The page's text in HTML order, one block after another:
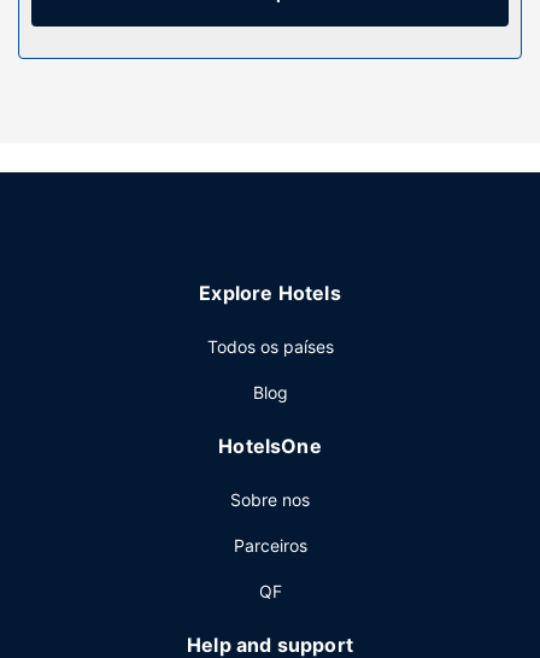
Serviço do hotel
Algumas das comodidades e serviços em destaque
As principais comodidades incluem jornais grátis no lobby,
estacionamento grátis no local.
Explore Hotels
Todos os países
Blog
HotelsOne
Sobre nos
Parceiros
QF
Help and support